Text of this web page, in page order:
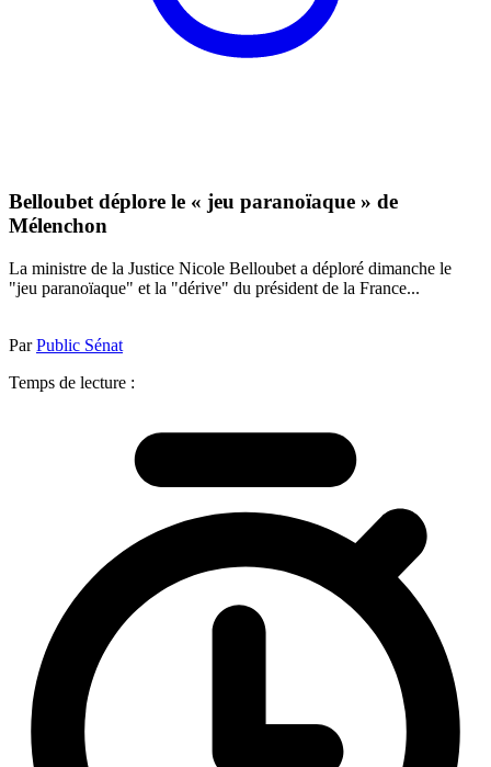
Belloubet déplore le « jeu paranoïaque » de
Mélenchon
La ministre de la Justice Nicole Belloubet a déploré dimanche le
"jeu paranoïaque" et la "dérive" du président de la France...
ParPublic Sénat
Temps de lecture :